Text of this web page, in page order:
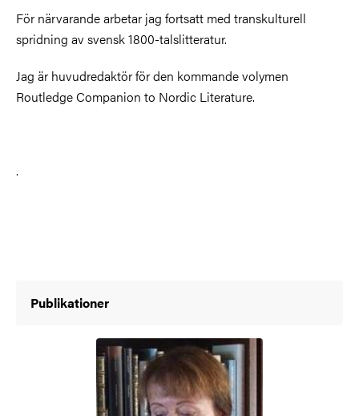
För närvarande arbetar jag fortsatt med transkulturell
spridning av svensk 1800-talslitteratur.
Jag är huvudredaktör för den kommande volymen
Routledge Companion to Nordic Literature.
.
Publikationer